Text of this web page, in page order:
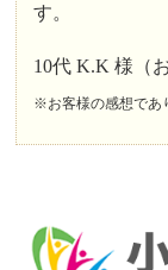
す。
10代 K.K 様（
※お客様の感想であ